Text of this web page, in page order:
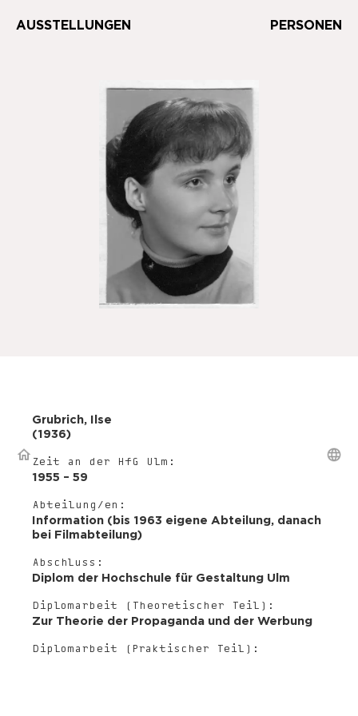
AUSSTELLUNGEN PERSONEN
Grubrich, Ilse
(1936)
Zeit an der HfG Ulm:
1955 – 59
Abteilung/en:
Information (bis 1963 eigene Abteilung, danach
bei Filmabteilung)
Abschluss:
Diplom der Hochschule für Gestaltung Ulm
Diplomarbeit (Theoretischer Teil):
Zur Theorie der Propaganda und der Werbung
Diplomarbeit (Praktischer Teil):